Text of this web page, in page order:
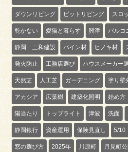
ダウンリビング ピットリビング スロ
乾かない 愛猫と暮らす 興津 バルコ
静岡 三和建設 パイン材 ヒノキ材
発火防止 工務店選び ハウスメーカー
天然芝 人工芝 ガーデニング 塗り壁
アカシア 広葉樹 建築化照明 始め方
陽当たり トップライト 津波 洗面
静岡銀行 資産運用 保険見直し 5/10
窓の選び方 2025年 川原町 月見町公